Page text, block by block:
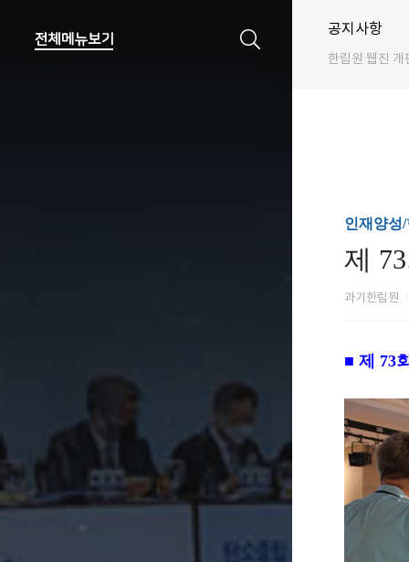
공지사항
한림원 웹진 개
인재양성
제
과기한림원
■ 제 73